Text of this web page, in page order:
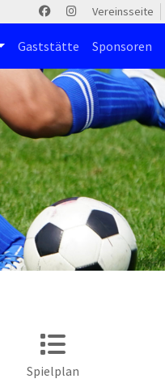
Vereinsseite
Gaststätte Sponsoren
Spielplan